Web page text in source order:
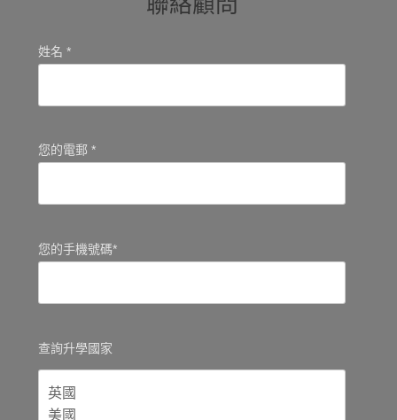
姓名 *
您的電郵 *
您的手機號碼*
查詢升學國家